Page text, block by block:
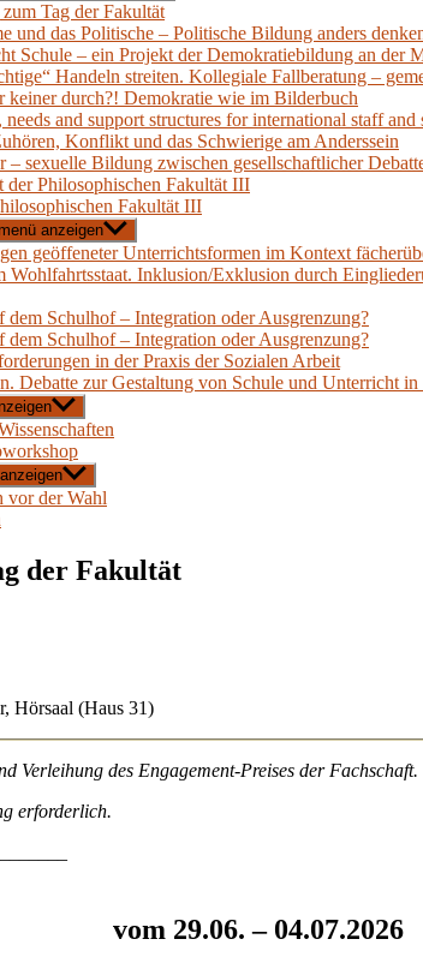
Tag der Fakultät
und das Politische – Politische Bildung anders
Schule – ein Projekt der Demokratiebildung an der
Handeln streiten. Kollegiale Fallberatung –
keiner durch?! Demokratie wie im Bilderbuch
needs and support structures for international staff
Konflikt und das Schwierige am Anderssein
– sexuelle Bildung zwischen gesellschaftlicher
der Philosophischen Fakultät III
Fakultät III
anzeigen
geöffeneter Unterrichtsformen im Kontext
Wohlfahrtsstaat. Inklusion/Exklusion durch
dem Schulhof – Integration oder Ausgrenzung?
dem Schulhof – Integration oder Ausgrenzung?
in der Praxis der Sozialen Arbeit
Debatte zur Gestaltung von Schule und Unterricht
vor der Wahl
der Fakultät
Hörsaal (Haus 31)
Verleihung des Engagement-Preises der Fachschaft.
erforderlich.
29.06. – 04.07.2026